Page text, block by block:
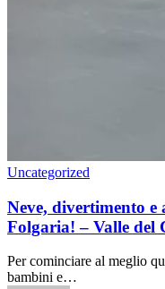
Uncategorized
Neve, divertimento
Folgaria! – Valle del
Per cominciare al meglio
bambini e…